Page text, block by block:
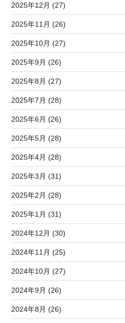
2025年12月 (27)
2025年11月 (26)
2025年10月 (27)
2025年9月 (26)
2025年8月 (27)
2025年7月 (28)
2025年6月 (26)
2025年5月 (28)
2025年4月 (28)
2025年3月 (31)
2025年2月 (28)
2025年1月 (31)
2024年12月 (30)
2024年11月 (25)
2024年10月 (27)
2024年9月 (26)
2024年8月 (26)